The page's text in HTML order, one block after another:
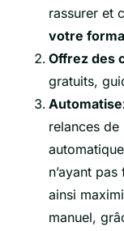
rassurer et
votre
Offrez des
gratuits,
relances de
n’ayant
ainsi
manuel,